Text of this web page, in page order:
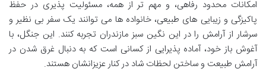
امکانات محدود رفاهی، و مهم تر از همه، مسئولیت پذیری در حفظ
پاکیزگی و زیبایی های طبیعی، خانواده ها می توانند یک سفر بی نظیر و
سرشار از آرامش را در این نگین سبز مازندران تجربه کنند. این جنگل، با
آغوش باز خود، آماده پذیرایی از کسانی است که به دنبال غرق شدن در
آرامش طبیعت و ساختن لحظات شاد در کنار عزیزانشان هستند.